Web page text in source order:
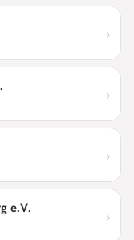
›
›
›
e.V. ›